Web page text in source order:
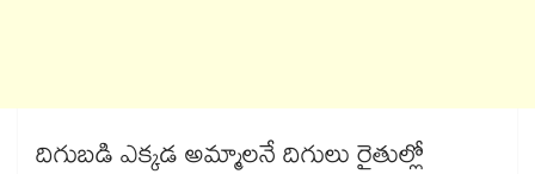
దిగుబడి ఎక్కడ అమ్మాలనే దిగులు రైతుల్లో